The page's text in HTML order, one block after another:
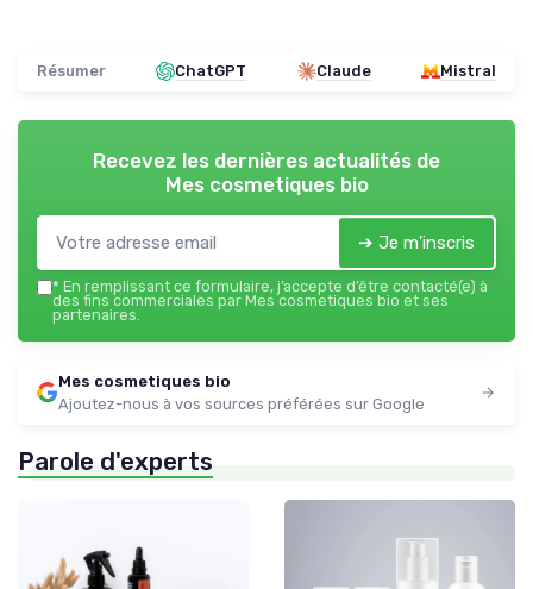
Résumer ChatGPT Claude Mistral
Recevez les dernières actualités de
Mes cosmetiques bio
➔ Je m'inscris
* En remplissant ce formulaire, j’accepte d’être contacté(e) à
des fins commerciales par Mes cosmetiques bio et ses
partenaires.
Mes cosmetiques bio
Ajoutez-nous à vos sources préférées sur Google
Parole d'experts